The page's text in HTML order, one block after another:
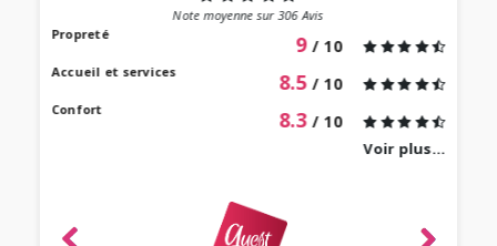
Note moyenne sur306Avis
Propreté
9 / 10
Accueil et services 8.5 / 10
Confort 8.3 / 10
Voir plus...